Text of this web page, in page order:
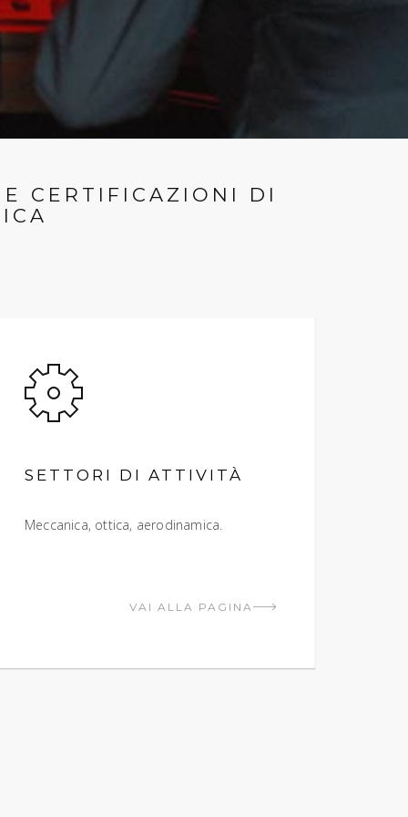
CERTIFICAZIONI DI
SETTORI DI ATTIVITÀ
Meccanica, ottica, aerodinamica.
VAI ALLA PAGINA